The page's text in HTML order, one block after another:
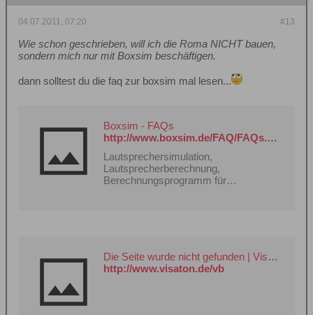
#13
04.07.2011, 07:20
Wie schon geschrieben, will ich die Roma NICHT bauen,
sondern mich nur mit Boxsim beschäftigen.
dann solltest du die faq zur boxsim mal lesen...
Boxsim - FAQs
http://www.boxsim.de/FAQ/FAQs.html
Lautsprechersimulation,
Lautsprecherberechnung,
Berechnungsprogramm für
Lautsprecherprogramm,
Boxensimulation,
Boxensimulationsprogramm,
Die Seite wurde nicht gefunden | Visaton
http://www.visaton.de/vb